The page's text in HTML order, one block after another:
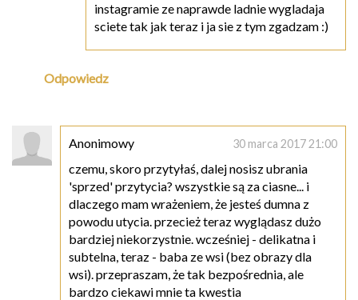
instagramie ze naprawde ladnie wygladaja
sciete tak jak teraz i ja sie z tym zgadzam :)
Odpowiedz
Anonimowy 30 marca 2017 21:00
czemu, skoro przytyłaś, dalej nosisz ubrania
'sprzed' przytycia? wszystkie są za ciasne... i
dlaczego mam wrażeniem, że jesteś dumna z
powodu utycia. przecież teraz wyglądasz dużo
bardziej niekorzystnie. wcześniej - delikatna i
subtelna, teraz - baba ze wsi (bez obrazy dla
wsi). przepraszam, że tak bezpośrednia, ale
bardzo ciekawi mnie ta kwestia